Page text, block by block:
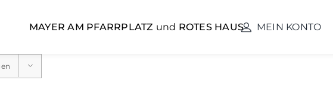
MEIN KONTO
MAYER AM PFARRPLATZ und ROTES HAUS